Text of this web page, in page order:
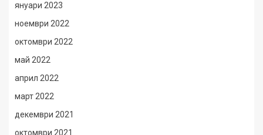
януари 2023
ноември 2022
октомври 2022
май 2022
април 2022
март 2022
декември 2021
октомври 2021